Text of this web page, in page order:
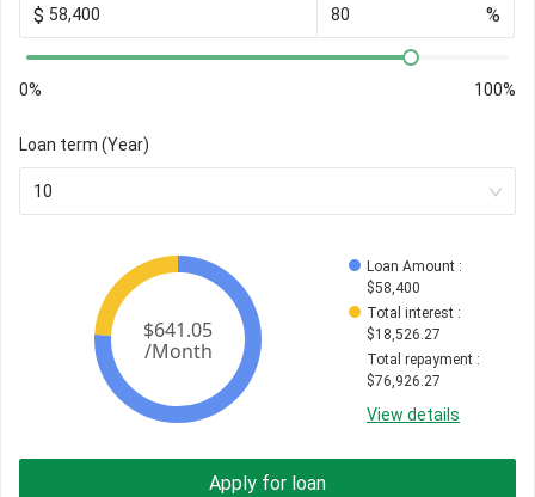
$ %
0% 100%
Loan term (Year)
10
Loan Amount :
$58,400
Total interest :
$18,526.27
Total repayment :
$76,926.27
View details
Apply for loan